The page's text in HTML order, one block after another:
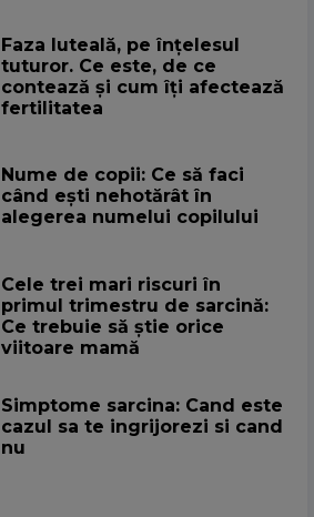
Faza luteală, pe înțelesul
tuturor. Ce este, de ce
contează și cum îți afectează
fertilitatea
Nume de copii: Ce să faci
când ești nehotărât în
alegerea numelui copilului
Cele trei mari riscuri în
primul trimestru de sarcină:
Ce trebuie să știe orice
viitoare mamă
Simptome sarcina: Cand este
cazul sa te ingrijorezi si cand
nu